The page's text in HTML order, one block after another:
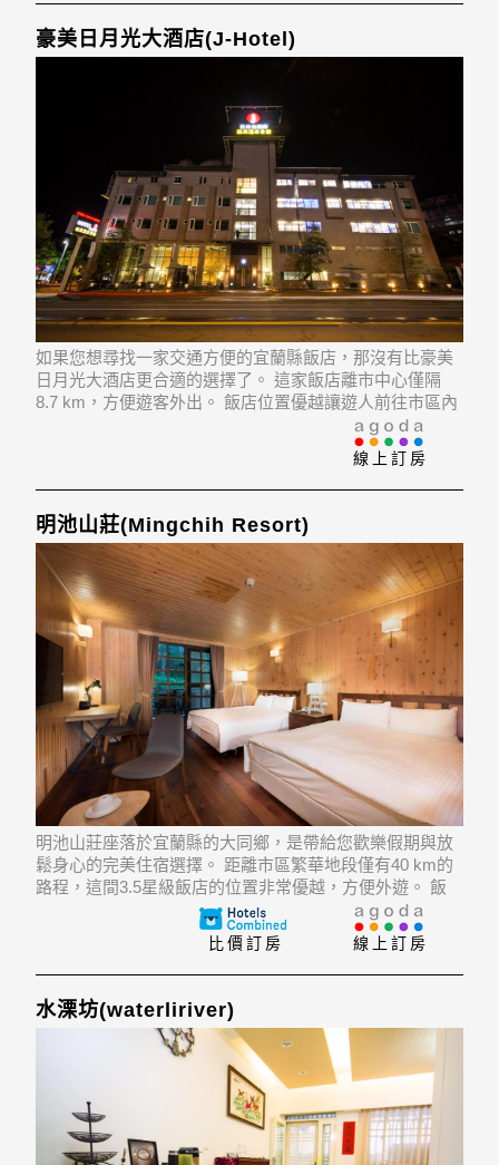
豪美日月光大酒店(J-Hotel)
如果您想尋找一家交通方便的宜蘭縣飯店，那沒有比豪美
日月光大酒店更合適的選擇了。 這家飯店離市中心僅隔
8.7 km，方便遊客外出。 飯店位置優越讓遊人前往市區內
線上訂房
明池山莊(Mingchih Resort)
明池山莊座落於宜蘭縣的大同鄉，是帶給您歡樂假期與放
鬆身心的完美住宿選擇。 距離市區繁華地段僅有40 km的
路程，這間3.5星級飯店的位置非常優越，方便外遊。 飯
店位置優越讓遊人前往市區內的熱門景點變得方便快捷。
線上訂房
比價訂房
水溧坊(waterliriver)